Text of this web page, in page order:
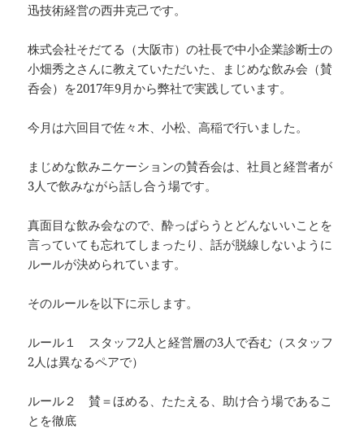
迅技術経営の西井克己です。
株式会社そだてる（大阪市）の社長で中小企業診断士の
小畑秀之さんに教えていただいた、まじめな飲み会（賛
呑会）を2017年9月から弊社で実践しています。
今月は六回目で佐々木、小松、高稲で行いました。
まじめな飲みニケーションの賛呑会は、社員と経営者が
3人で飲みながら話し合う場です。
真面目な飲み会なので、酔っぱらうとどんないいことを
言っていても忘れてしまったり、話が脱線しないように
ルールが決められています。
そのルールを以下に示します。
ルール１ スタッフ2人と経営層の3人で呑む（スタッフ
2人は異なるペアで）
ルール２ 賛＝ほめる、たたえる、助け合う場であるこ
とを徹底